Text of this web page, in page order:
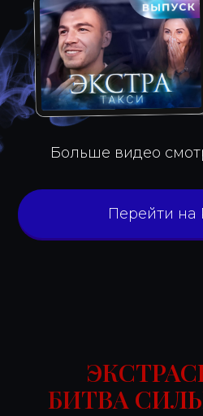
Перейти на
Больше видео
БИТВА